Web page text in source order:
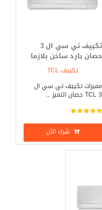
تكييف تي سي ال 3
حصان بارد ساخن بلازما
ديجيتالتكييف TCL
مميزات تكييف تي سي ال
TCL 3 حصان التميز ...
شراء الآن